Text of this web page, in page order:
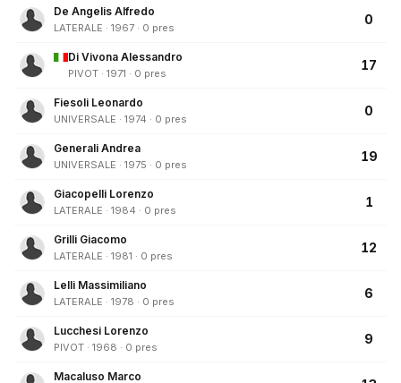
De Angelis Alfredo
LATERALE · 1967 · 0 pres
0
Di Vivona Alessandro
PIVOT · 1971 · 0 pres
17
Fiesoli Leonardo
UNIVERSALE · 1974 · 0 pres
0
Generali Andrea
UNIVERSALE · 1975 · 0 pres
19
Giacopelli Lorenzo
LATERALE · 1984 · 0 pres
1
Grilli Giacomo
LATERALE · 1981 · 0 pres
12
Lelli Massimiliano
LATERALE · 1978 · 0 pres
6
Lucchesi Lorenzo
PIVOT · 1968 · 0 pres
9
Macaluso Marco